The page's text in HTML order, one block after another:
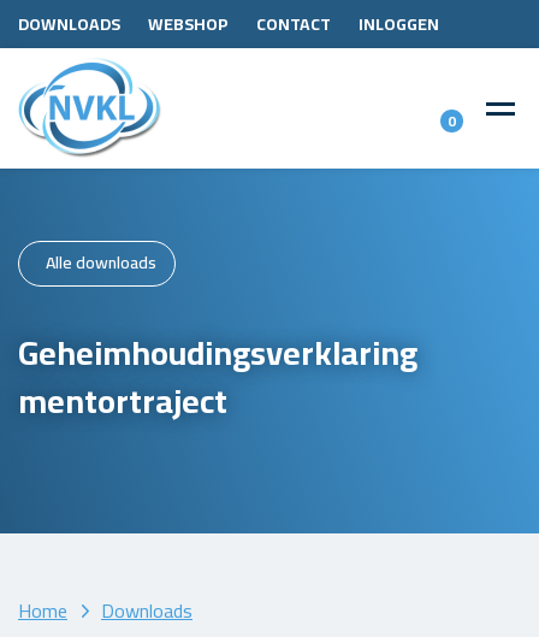
DOWNLOADS WEBSHOP CONTACT INLOGGEN
0
Alle downloads
Geheimhoudingsverklaring
mentortraject
Home
Downloads